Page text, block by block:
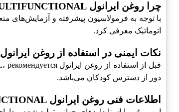
چرا روغن ایرانول ATF MULTIFUNCTIONAL بهترین انتخاب است؟
اتوماتیک معرفی کرد.
نکات ایمنی در استفاده از روغن ایرانول ATF MULTIFUNCTIONAL
دور از دسترس کودکان می‌باشد.
اطلاعات فنی روغن ایرانول ATF MULTIFUNCTIONAL